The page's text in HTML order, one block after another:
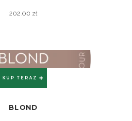
202.00 zł
KUP TERAZ
BLOND